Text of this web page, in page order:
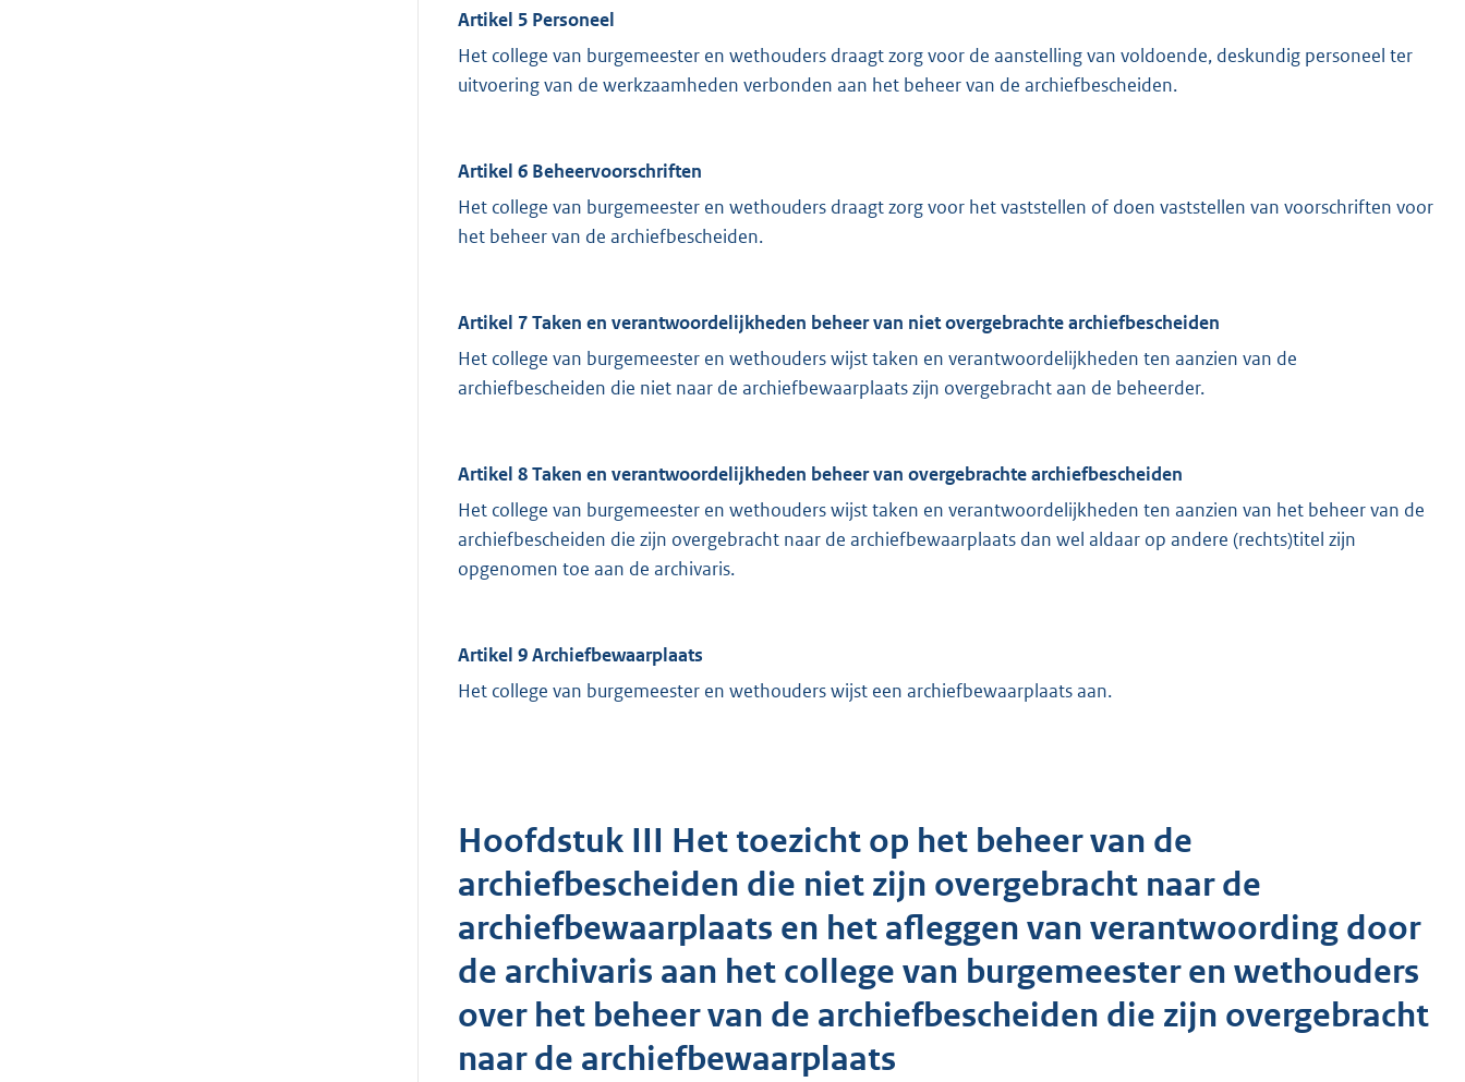
Artikel 5 Personeel
Het college van burgemeester en wethouders draagt zorg voor de aanstelling van voldoende, deskundig personeel ter
uitvoering van de werkzaamheden verbonden aan het beheer van de archiefbescheiden.
Artikel 6 Beheervoorschriften
Het college van burgemeester en wethouders draagt zorg voor het vaststellen of doen vaststellen van voorschriften voor
het beheer van de archiefbescheiden.
Artikel 7 Taken en verantwoordelijkheden beheer van niet overgebrachte archiefbescheiden
Het college van burgemeester en wethouders wijst taken en verantwoordelijkheden ten aanzien van de
archiefbescheiden die niet naar de archiefbewaarplaats zijn overgebracht aan de beheerder.
Artikel 8 Taken en verantwoordelijkheden beheer van overgebrachte archiefbescheiden
Het college van burgemeester en wethouders wijst taken en verantwoordelijkheden ten aanzien van het beheer van de
archiefbescheiden die zijn overgebracht naar de archiefbewaarplaats dan wel aldaar op andere (rechts)titel zijn
opgenomen toe aan de archivaris.
Artikel 9 Archiefbewaarplaats
Het college van burgemeester en wethouders wijst een archiefbewaarplaats aan.
Hoofdstuk III Het toezicht op het beheer van de
archiefbescheiden die niet zijn overgebracht naar de
archiefbewaarplaats en het afleggen van verantwoording door
de archivaris aan het college van burgemeester en wethouders
over het beheer van de archiefbescheiden die zijn overgebracht
naar de archiefbewaarplaats